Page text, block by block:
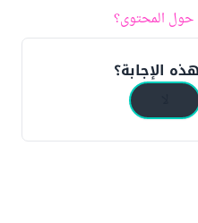
المحتوى؟
الإجابة؟